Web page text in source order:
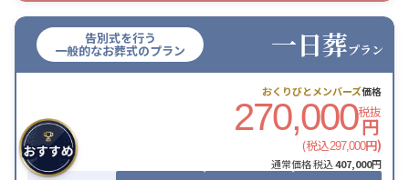
告別式を行う
一般的なお葬式のプラン 一日葬プラン
おくりびとメンバーズ価格
270,000税抜
円
(税込297,000円)
通常価格 税込407,000円